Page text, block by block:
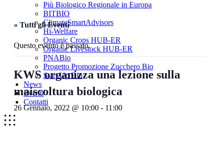
Più Biologico Regionale in Europa
BITBIO
ClimateSmartAdvisors
Hi-Welfare
Organic Crops HUB-ER
Organic Livestock HUB-ER
PNABio
Progetto Promozione Zucchero Bio
Start Up Bio
News
Eventi
Contatti
« Tutti gli Eventi
Questo evento è passato.
KWS organizza una lezione sulla
maiscoltura biologica
26 Gennaio, 2022 @ 10:00 - 11:00